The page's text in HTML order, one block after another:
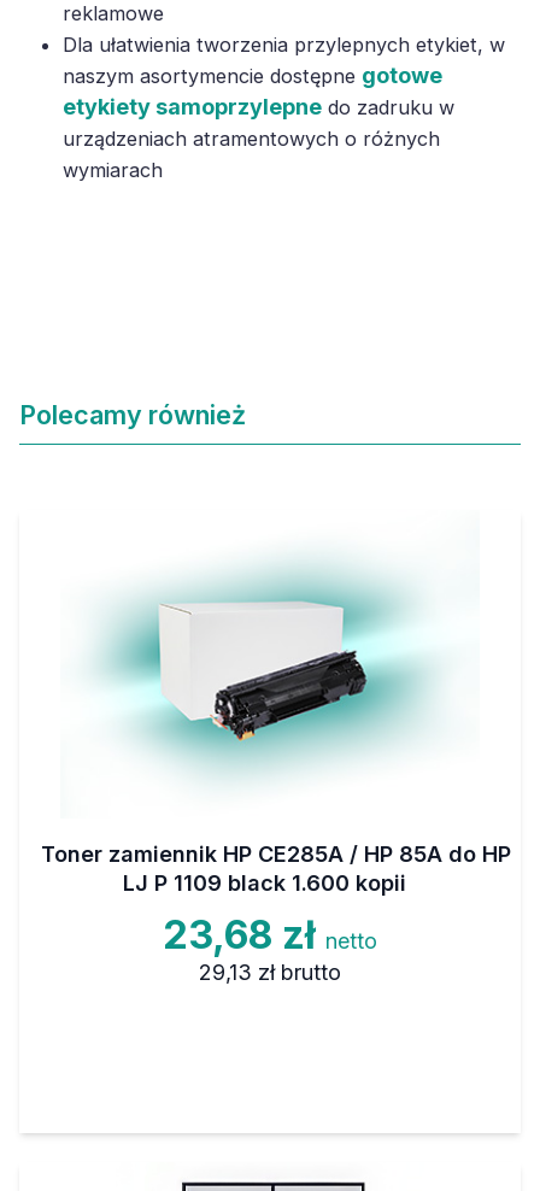
reklamowe
Dla ułatwienia tworzenia przylepnych etykiet, w
naszym asortymencie dostępne gotowe
etykiety samoprzylepne do zadruku w
urządzeniach atramentowych o różnych
wymiarach
Polecamy również
Toner zamiennik HP CE285A / HP 85A do HP
LJ P 1109 black 1.600 kopii
23,68 zł netto
29,13 zł brutto